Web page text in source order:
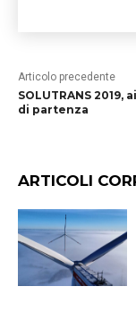
Articolo precedente
SOLUTRANS 2019,
di partenza
ARTICOLI